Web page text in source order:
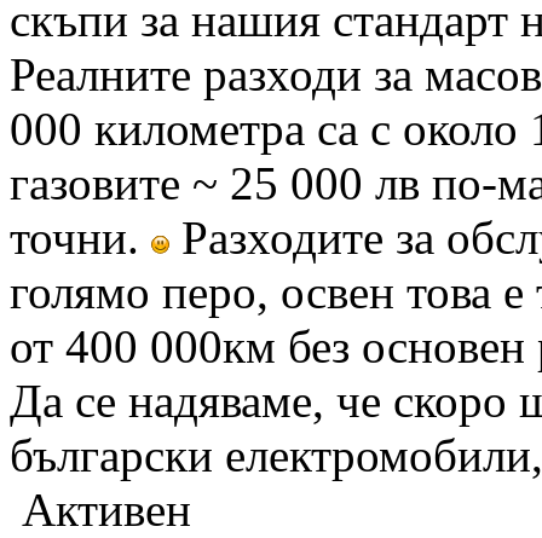
скъпи за нашия стандарт
Реалните разходи за
000 километра са с
газовите ~ 25 000 лв по-
точни.
Разходите за
голямо перо, освен това
от 400 000км без основен
Да се надяваме, че скоро
български
Активен